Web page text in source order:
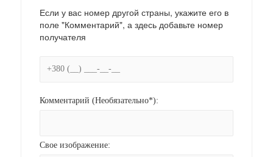
Если у вас номер другой страны, укажите его в
поле "Комментарий", а здесь добавьте номер
получателя
Комментарий (Необязательно*):
Свое изображение: